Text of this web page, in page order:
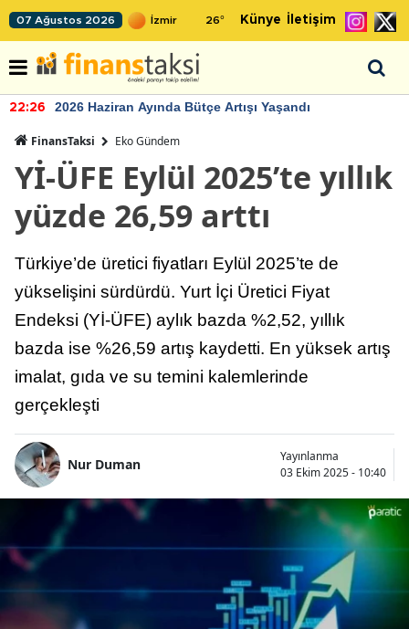
07 Ağustos 2026 26° Künye İletişim
22:26 2026 Haziran Ayında Bütçe Artışı Yaşandı
FinansTaksi Eko Gündem
Yİ-ÜFE Eylül 2025’te yıllık
yüzde 26,59 arttı
Türkiye’de üretici fiyatları Eylül 2025’te de
yükselişini sürdürdü. Yurt İçi Üretici Fiyat
Endeksi (Yİ-ÜFE) aylık bazda %2,52, yıllık
bazda ise %26,59 artış kaydetti. En yüksek artış
imalat, gıda ve su temini kalemlerinde
gerçekleşti
Nur Duman
Yayınlanma
03 Ekim 2025 - 10:40